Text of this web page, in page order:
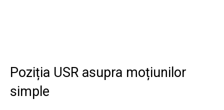
Poziția USR asupra moțiunilor
simple